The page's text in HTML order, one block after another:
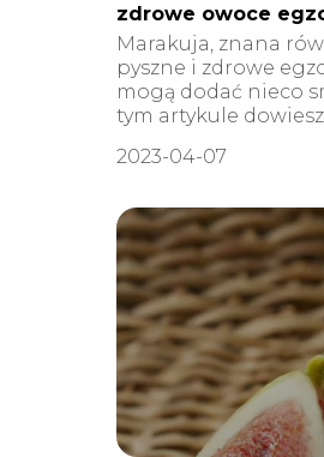
zdrowe owoce
Marakuja, znana
pyszne i zdrowe
mogą dodać nieco
tym artykule dowiesz
2023-04-07